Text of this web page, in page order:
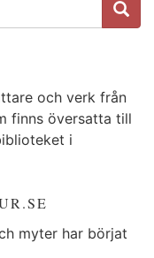
och verk från
finns översatta till
i
myter har börjat